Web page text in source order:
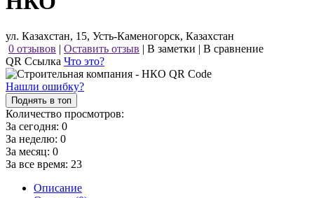
ул. Казахстан, 15, Усть-Каменогорск, Казахстан
0 отзывов | Оставить отзыв | В заметки | В сравнение
QR Ссылка Что это?
Нашли ошибку?
Поднять в топ
Количество просмотров:
За сегодня: 0
За неделю: 0
За месяц: 0
За все время: 23
Описание